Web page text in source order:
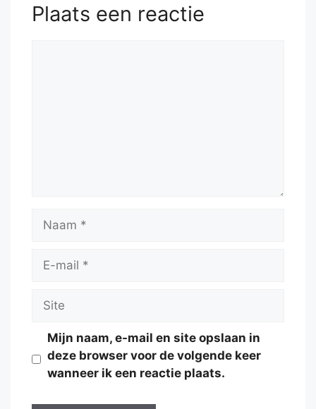
Plaats een reactie
Naam
Site
Mijn naam, e-mail en site opslaan in
deze browser voor de volgende keer
wanneer ik een reactie plaats.